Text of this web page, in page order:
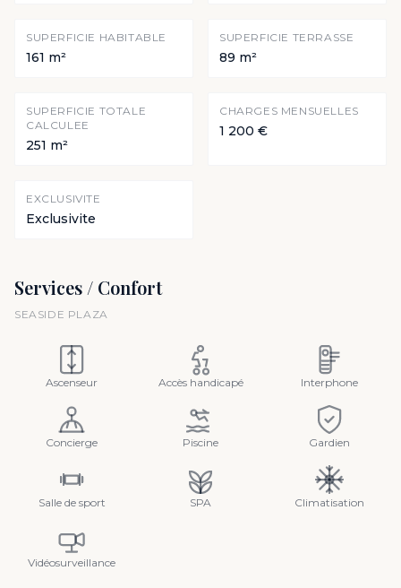
SUPERFICIE HABITABLE
161 m²
SUPERFICIE TERRASSE
89 m²
SUPERFICIE TOTALE
CALCULEE
251 m²
CHARGES MENSUELLES
1 200 €
EXCLUSIVITE
Exclusivite
Services / Confort
SEASIDE PLAZA
Ascenseur Accès handicapé Interphone
Concierge Piscine Gardien
Salle de sport SPA Climatisation
Vidéosurveillance